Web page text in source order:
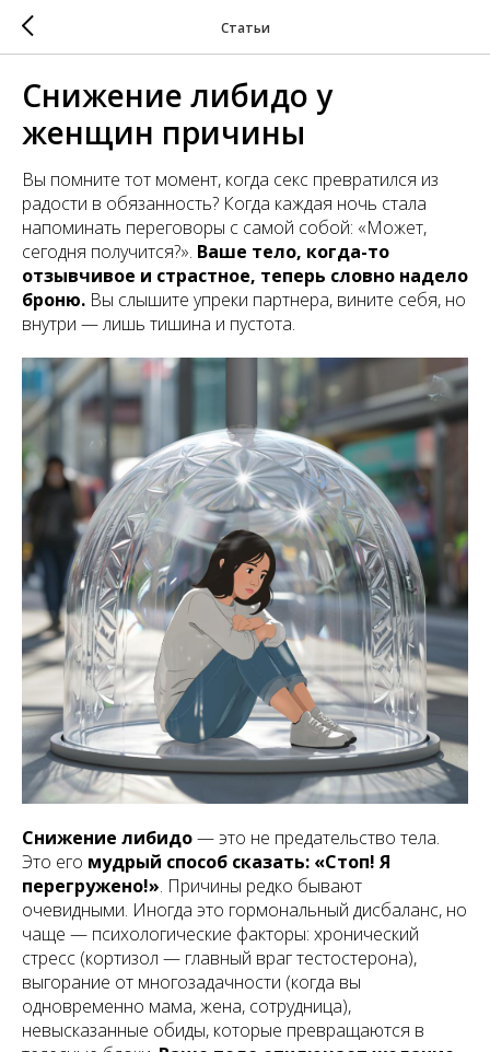
Статьи
Снижение либидо у
женщин причины
Вы помните тот момент, когда секс превратился из
радости в обязанность? Когда каждая ночь стала
напоминать переговоры с самой собой: «Может,
сегодня получится?». Ваше тело, когда-то
отзывчивое и страстное, теперь словно надело
броню. Вы слышите упреки партнера, вините себя, но
внутри — лишь тишина и пустота.
Снижение либидо— это не предательство тела.
Это его мудрый способ сказать: «Стоп! Я
перегружено!». Причины редко бывают
очевидными. Иногда это гормональный дисбаланс, но
чаще — психологические факторы: хронический
стресс (кортизол — главный враг тестостерона),
выгорание от многозадачности (когда вы
одновременно мама, жена, сотрудница),
невысказанные обиды, которые превращаются в